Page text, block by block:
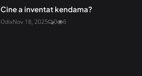
Cine a inventat kendama?
OdixNov 18, 2025 0 6